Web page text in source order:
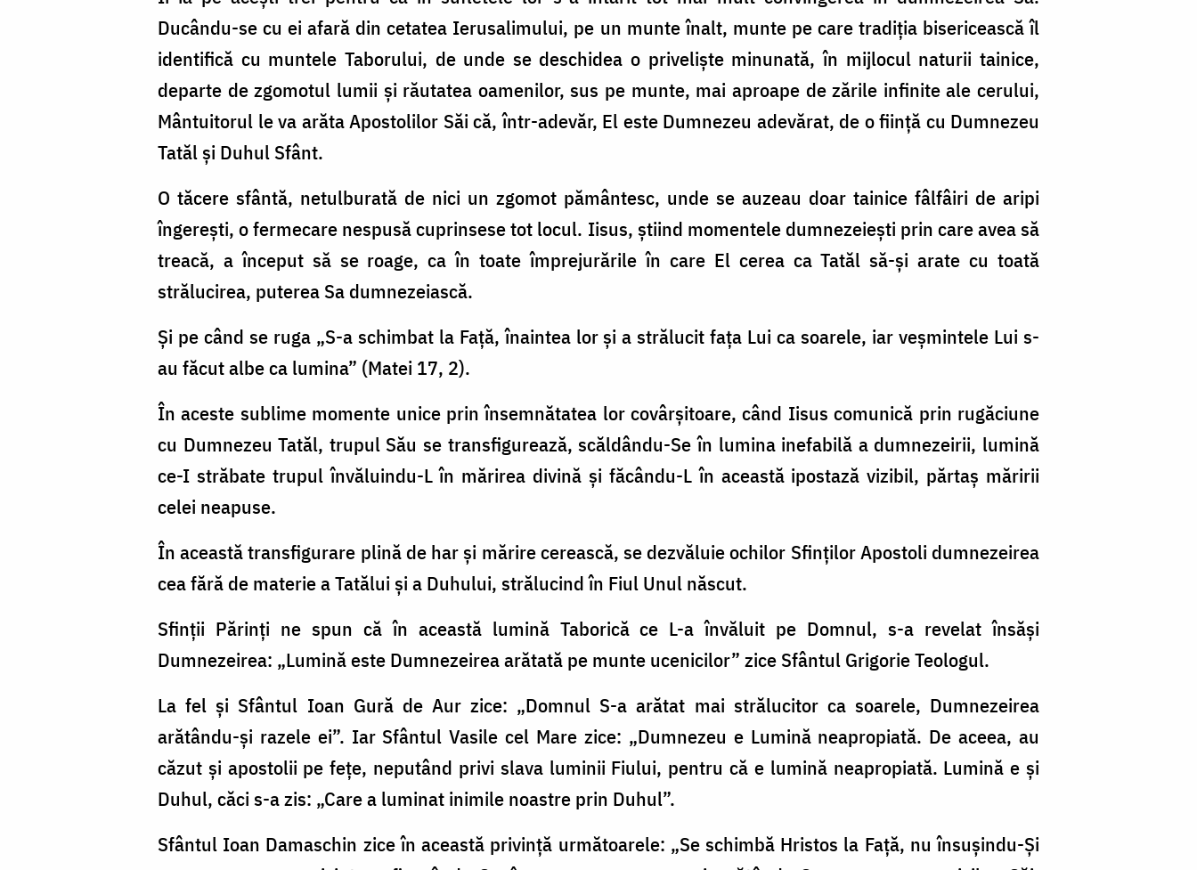
Ducându-se cu ei afară din cetatea Ierusalimului, pe un munte înalt, munte pe care tradiţia bisericească îl
identifică cu muntele Taborului, de unde se deschidea o priveliște minunată, în mijlocul naturii tainice,
departe de zgomotul lumii și răutatea oamenilor, sus pe munte, mai aproape de zările infinite ale cerului,
Mântuitorul le va arăta Apostolilor Săi că, într-adevăr, El este Dumnezeu adevărat, de o fiinţă cu Dumnezeu
Tatăl și Duhul Sfânt.
O tăcere sfântă, netulburată de nici un zgomot pământesc, unde se auzeau doar tainice fâlfâiri de aripi
îngerești, o fermecare nespusă cuprinsese tot locul. Iisus, știind momentele dumnezeiești prin care avea să
treacă, a început să se roage, ca în toate împrejurările în care El cerea ca Tatăl să-și arate cu toată
strălucirea, puterea Sa dumnezeiască.
Şi pe când se ruga „S-a schimbat la Faţă, înaintea lor și a strălucit faţa Lui ca soarele, iar veșmintele Lui s-
au făcut albe ca lumina” (Matei 17, 2).
În aceste sublime momente unice prin însemnătatea lor covârșitoare, când Iisus comunică prin rugăciune
cu Dumnezeu Tatăl, trupul Său se transfigurează, scăldându-Se în lumina inefabilă a dumnezeirii, lumină
ce-I străbate trupul învăluindu-L în mărirea divină și făcându-L în această ipostază vizibil, părtaș măririi
celei neapuse.
În această transfigurare plină de har și mărire cerească, se dezvăluie ochilor Sfinţilor Apostoli dumnezeirea
cea fără de materie a Tatălui și a Duhului, strălucind în Fiul Unul născut.
Sfinţii Părinţi ne spun că în această lumină Taborică ce L-a învăluit pe Domnul, s-a revelat însăși
Dumnezeirea: „Lumină este Dumnezeirea arătată pe munte ucenicilor” zice Sfântul Grigorie Teologul.
La fel și Sfântul Ioan Gură de Aur zice: „Domnul S-a arătat mai strălucitor ca soarele, Dumnezeirea
arătându-și razele ei”. Iar Sfântul Vasile cel Mare zice: „Dumnezeu e Lumină neapropiată. De aceea, au
căzut și apostolii pe feţe, neputând privi slava luminii Fiului, pentru că e lumină neapropiată. Lumină e și
Duhul, căci s-a zis: „Care a luminat inimile noastre prin Duhul”.
Sfântul Ioan Damaschin zice în această privinţă următoarele: „Se schimbă Hristos la Faţă, nu însușindu-Şi